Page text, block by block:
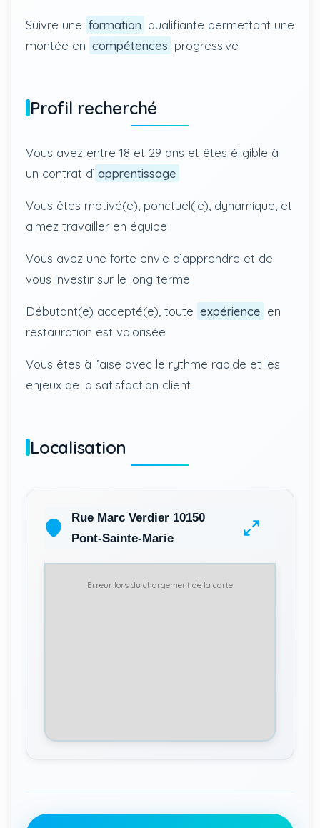
Suivre une formation qualifiante permettant une
montée en compétences progressive
Profil recherché
Vous avez entre 18 et 29 ans et êtes éligible à
un contrat d’ apprentissage
Vous êtes motivé(e), ponctuel(le), dynamique, et
aimez travailler en équipe
Vous avez une forte envie d’apprendre et de
vous investir sur le long terme
Débutant(e) accepté(e), toute expérience en
restauration est valorisée
Vous êtes à l’aise avec le rythme rapide et les
enjeux de la satisfaction client
Localisation
Rue Marc Verdier 10150
Pont-Sainte-Marie
Erreur lors du chargement de la carte